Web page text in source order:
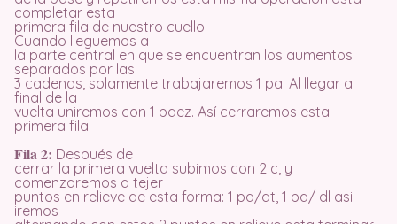
completar esta
primera fila de nuestro cuello.
Cuando lleguemos a
la parte central en que se encuentran los aumentos
separados por las
3 cadenas, solamente trabajaremos 1 pa. Al llegar al
final de la
vuelta uniremos con 1 pdez. Así cerraremos esta
primera fila.
Fila 2: Después de
cerrar la primera vuelta subimos con 2 c, y
comenzaremos a tejer
puntos en relieve de esta forma: 1 pa/dt, 1 pa/ dl asi
iremos